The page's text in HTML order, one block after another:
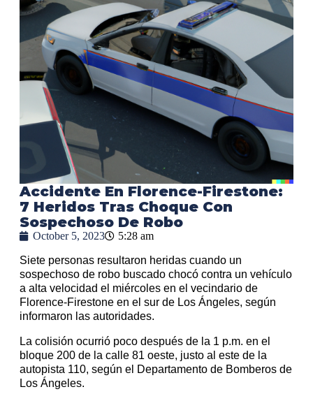
Accidente En Florence-Firestone:
7 Heridos Tras Choque Con
Sospechoso De Robo
October 5, 2023 5:28 am
Siete personas resultaron heridas cuando un
sospechoso de robo buscado chocó contra un vehículo
a alta velocidad el miércoles en el vecindario de
Florence-Firestone en el sur de Los Ángeles, según
informaron las autoridades.
La colisión ocurrió poco después de la 1 p.m. en el
bloque 200 de la calle 81 oeste, justo al este de la
autopista 110, según el Departamento de Bomberos de
Los Ángeles.